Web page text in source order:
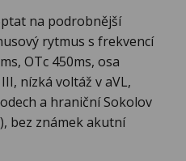
na podrobnější
rytmus s frekvencí
OTc 450ms, osa
nízká voltáž v aVL,
a hraniční Sokolov
bez známek akutní